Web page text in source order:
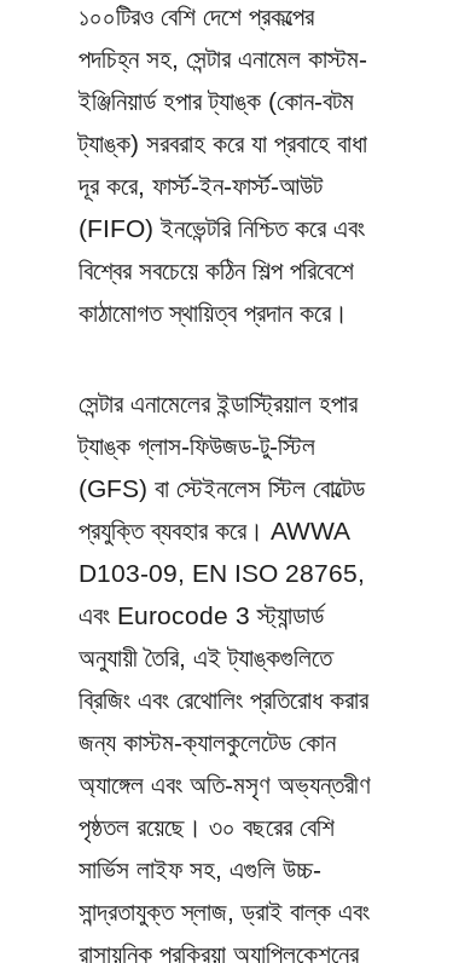
১০০টিরও বেশি দেশে প্রকল্পের
পদচিহ্ন সহ, সেন্টার এনামেল কাস্টম-
ইঞ্জিনিয়ার্ড হপার ট্যাঙ্ক (কোন-বটম
ট্যাঙ্ক) সরবরাহ করে যা প্রবাহে বাধা
দূর করে, ফার্স্ট-ইন-ফার্স্ট-আউট
(FIFO) ইনভেন্টরি নিশ্চিত করে এবং
বিশ্বের সবচেয়ে কঠিন শিল্প পরিবেশে
কাঠামোগত স্থায়িত্ব প্রদান করে।
সেন্টার এনামেলের ইন্ডাস্ট্রিয়াল হপার
ট্যাঙ্ক গ্লাস-ফিউজড-টু-স্টিল
(GFS) বা স্টেইনলেস স্টিল বোল্টেড
প্রযুক্তি ব্যবহার করে। AWWA
D103-09, EN ISO 28765,
এবং Eurocode 3 স্ট্যান্ডার্ড
অনুযায়ী তৈরি, এই ট্যাঙ্কগুলিতে
ব্রিজিং এবং রেথোলিং প্রতিরোধ করার
জন্য কাস্টম-ক্যালকুলেটেড কোন
অ্যাঙ্গেল এবং অতি-মসৃণ অভ্যন্তরীণ
পৃষ্ঠতল রয়েছে। ৩০ বছরের বেশি
সার্ভিস লাইফ সহ, এগুলি উচ্চ-
সান্দ্রতাযুক্ত স্লাজ, ড্রাই বাল্ক এবং
রাসায়নিক প্রক্রিয়া অ্যাপ্লিকেশনের